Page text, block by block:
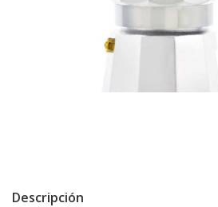
Descripción